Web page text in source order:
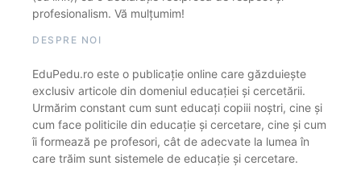
profesionalism. Vă mulțumim!
DESPRE NOI
EduPedu.ro este o publicație online care găzduiește
exclusiv articole din domeniul educației și cercetării.
Urmărim constant cum sunt educați copiii noștri, cine și
cum face politicile din educație și cercetare, cine și cum
îi formează pe profesori, cât de adecvate la lumea în
care trăim sunt sistemele de educație și cercetare.